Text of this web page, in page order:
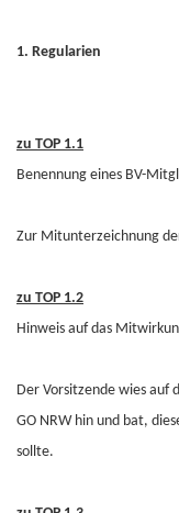
1. Regularien
zu TOP 1.1
Benennung eines BV-
Zur Mitunterzeichnung
zu TOP 1.2
Hinweis auf das
Der Vorsitzende wies auf
GO NRW hin und bat,
sollte.